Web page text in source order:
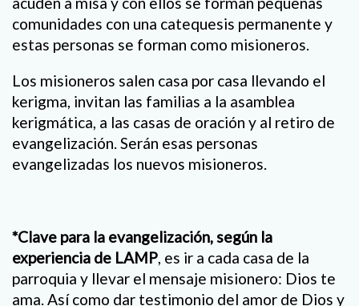
comunidades con una catequesis permanente y
estas personas se forman como misioneros.
Los misioneros salen casa por casa llevando el
kerigma, invitan las familias a la asamblea
kerigmática, a las casas de oración y al retiro de
evangelización. Serán esas personas
evangelizadas los nuevos misioneros.
*Clave para la evangelización, según la
experiencia de LAMP, es ir a cada casa de la
parroquia y llevar el mensaje misionero: Dios te
ama. Así como dar testimonio del amor de Dios y